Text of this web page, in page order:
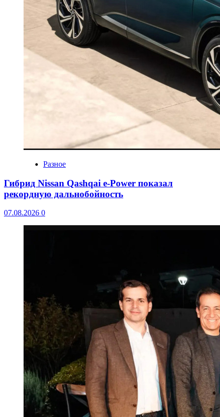
Разное
Гибрид Nissan Qashqai e-Power показал
рекордную дальнобойность
07.08.2026 0